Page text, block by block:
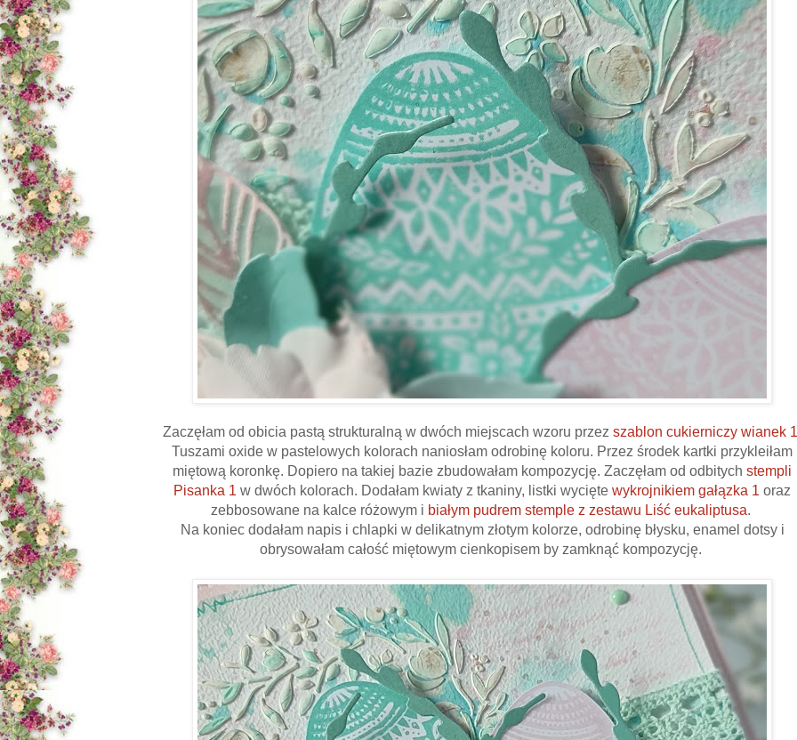
Zaczęłam od obicia pastą strukturalną w dwóch miejscach wzoru przez szablon cukierniczy wianek 1
Tuszami oxide w pastelowych kolorach naniosłam odrobinę koloru. Przez środek kartki przykleiłam
miętową koronkę. Dopiero na takiej bazie zbudowałam kompozycję. Zaczęłam od odbitych stempli
Pisanka 1 w dwóch kolorach. Dodałam kwiaty z tkaniny, listki wycięte wykrojnikiem gałązka 1 oraz
zebbosowane na kalce różowym i białym pudrem stemple z zestawu Liść eukaliptusa.
Na koniec dodałam napis i chlapki w delikatnym złotym kolorze, odrobinę błysku, enamel dotsy i
obrysowałam całość miętowym cienkopisem by zamknąć kompozycję.